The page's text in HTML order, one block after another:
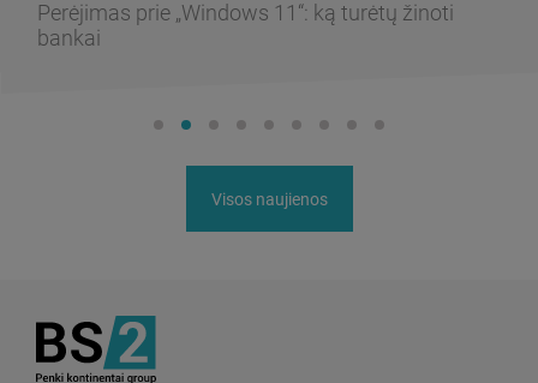
Perėjimas prie „Windows 11“: ką turėtų žinoti
bankai
Visos naujienos